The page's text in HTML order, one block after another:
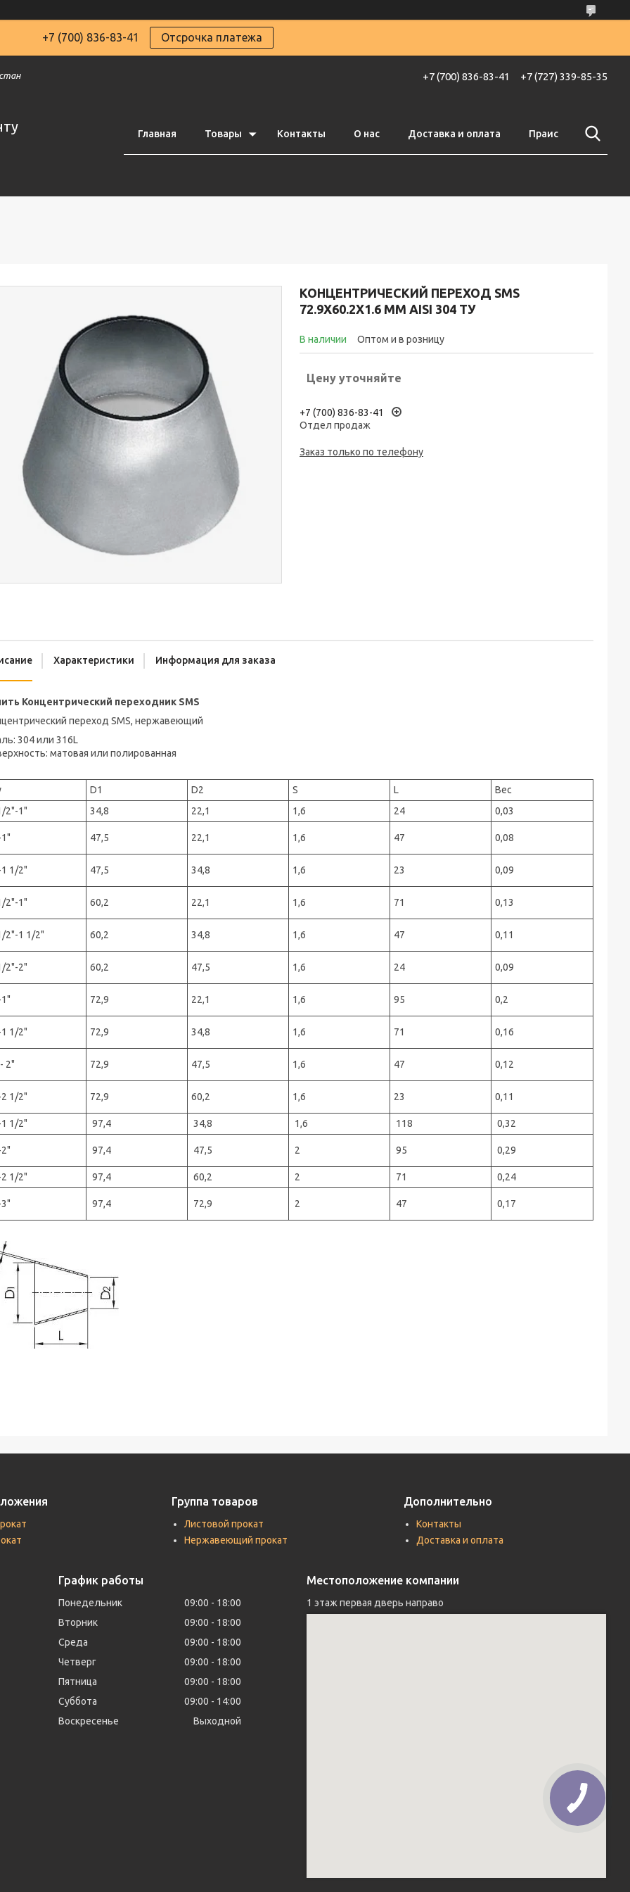
+7 (700) 836-83-41 Отсрочка платежа
+7 (700) 836-83-41 +7 (727) 339-85-35
Главная Товары Контакты О нас Доставка и оплата Праис
КОНЦЕНТРИЧЕСКИЙ ПЕРЕХОД SMS
72.9X60.2X1.6 ММ AISI 304 ТУ
В наличии Оптом и в розницу
Цену уточняйте
+7 (700) 836-83-41
Отдел продаж
Заказ только по телефону
Характеристики Информация для заказа
Концентрический переходник SMS
переход SMS, нержавеющий
304 или 316L
матовая или полированная
D1 D2 S L
Вес
2"-1"
34,8 22,1 1,6 24 0,03
47,5 22,1 1,6 47 0,08
1/2" 47,5 34,8 1,6 23 0,09
2"-1" 60,2 22,1 1,6 71 0,13
2"-1 1/2" 60,2 34,8 1,6 47 0,11
2"-2" 60,2 47,5 1,6 24 0,09
72,9 22,1 1,6 95 0,2
1/2" 72,9 34,8 1,6 71 0,16
2" 72,9 47,5 1,6 47 0,12
1/2" 72,9 60,2 1,6 23 0,11
1/2" 97,4 34,8 1,6 118 0,32
97,4 47,5 2 95 0,29
1/2" 97,4 60,2 2 71 0,24
97,4 72,9 2 47 0,17
Группа товаров
Листовой прокат
Нержавеющий прокат
Дополнительно
Контакты
Доставка и оплата
График работы
Понедельник 09:00
18:00
Вторник
09:00
18:00
Среда
09:00
18:00
Четверг
09:00
18:00
Пятница
09:00
18:00
Суббота
09:00
14:00
Воскресенье
Выходной
Местоположение компании
1 этаж первая дверь направо